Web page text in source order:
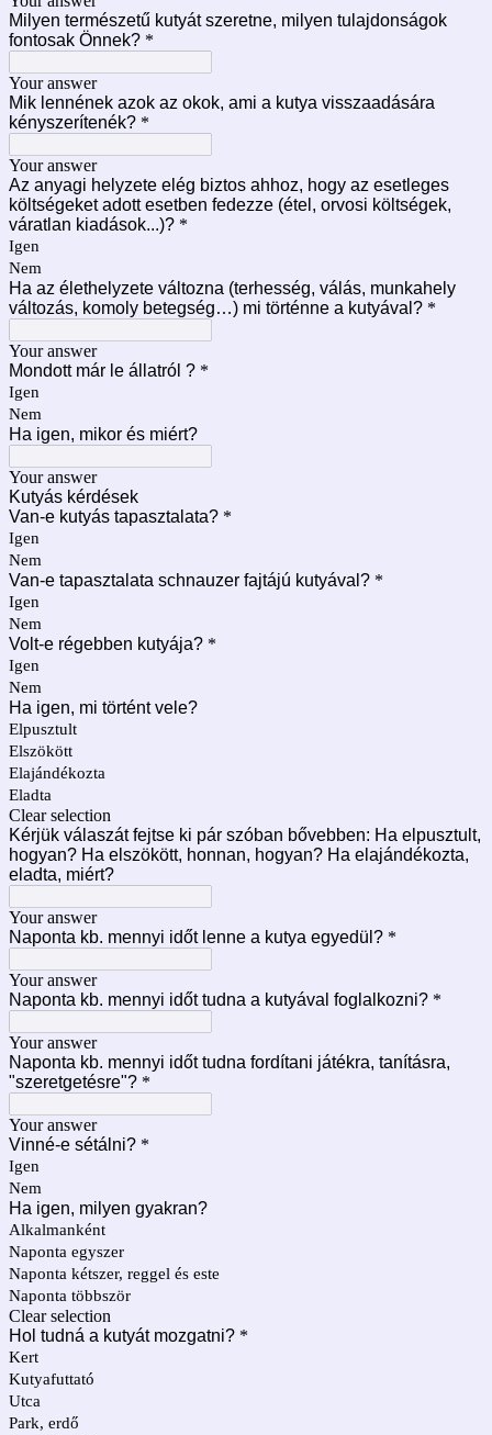
Milyen természetű kutyát szeretne, milyen tulajdonságok
fontosak Önnek? *
Your answer
Mik lennének azok az okok, ami a kutya visszaadására
kényszerítenék? *
Your answer
Az anyagi helyzete elég biztos ahhoz, hogy az esetleges
költségeket adott esetben fedezze (étel, orvosi költségek,
váratlan kiadások...)? *
Igen
Nem
Ha az élethelyzete változna (terhesség, válás, munkahely
változás, komoly betegség…) mi történne a kutyával? *
Your answer
Mondott már le állatról ? *
Igen
Nem
Ha igen, mikor és miért?
Your answer
Kutyás kérdések
Van-e kutyás tapasztalata? *
Igen
Nem
Van-e tapasztalata schnauzer fajtájú kutyával? *
Igen
Nem
Volt-e régebben kutyája? *
Igen
Nem
Ha igen, mi történt vele?
Elpusztult
Elszökött
Elajándékozta
Eladta
Clear selection
Kérjük válaszát fejtse ki pár szóban bővebben: Ha elpusztult,
hogyan? Ha elszökött, honnan, hogyan? Ha elajándékozta,
eladta, miért?
Your answer
Naponta kb. mennyi időt lenne a kutya egyedül? *
Your answer
Naponta kb. mennyi időt tudna a kutyával foglalkozni? *
Your answer
Naponta kb. mennyi időt tudna fordítani játékra, tanításra,
"szeretgetésre"? *
Your answer
Vinné-e sétálni? *
Igen
Nem
Ha igen, milyen gyakran?
Alkalmanként
Naponta egyszer
Naponta kétszer, reggel és este
Naponta többször
Clear selection
Hol tudná a kutyát mozgatni? *
Kert
Kutyafuttató
Utca
Park, erdő